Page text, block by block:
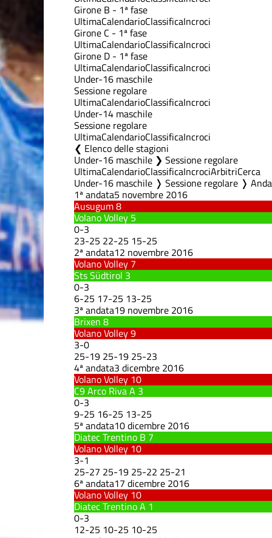
Girone B - 1ª fase
UltimaCalendarioClassificaIncroci
Girone C - 1ª fase
UltimaCalendarioClassificaIncroci
Girone D - 1ª fase
UltimaCalendarioClassificaIncroci
Under-16 maschile
Sessione regolare
UltimaCalendarioClassificaIncroci
Under-14 maschile
Sessione regolare
UltimaCalendarioClassificaIncroci
Elenco delle stagioni
Under-16 maschile ❯ Sessione regolare
UltimaCalendarioClassificaIncrociArbitriCerca
Under-16 maschile ❭ Sessione regolare ❭
1ª andata5 novembre 2016
Ausugum8
Volano Volley 5
0-3
23-25 22-25 15-25
2ª andata12 novembre 2016
Volano Volley 7
Sts Südtirol 3
0-3
6-25 17-25 13-25
3ª andata19 novembre 2016
Brixen 8
Volano Volley9
3-0
25-19 25-19 25-23
4ª andata3 dicembre 2016
Volano Volley 10
C9 Arco Riva A 3
0-3
9-25 16-25 13-25
5ª andata10 dicembre 2016
Diatec Trentino B 7
Volano Volley 10
3-1
25-27 25-19 25-22 25-21
6ª andata17 dicembre 2016
Volano Volley 10
Diatec Trentino A 1
0-3
12-25 10-25 10-25